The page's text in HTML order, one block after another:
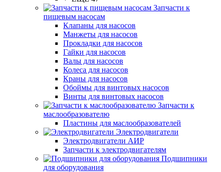
Запчасти к
пищевым насосам
Клапаны для насосов
Манжеты для насосов
Прокладки для насосов
Гайки для насосов
Валы для насосов
Колеса для насосов
Краны для насосов
Обоймы для винтовых насосов
Винты для винтовых насосов
Запчасти к
маслообразователю
Пластины для маслообразователей
Электродвигатели
Электродвигатели АИР
Запчасти к электродвигателям
Подшипники
для оборудования